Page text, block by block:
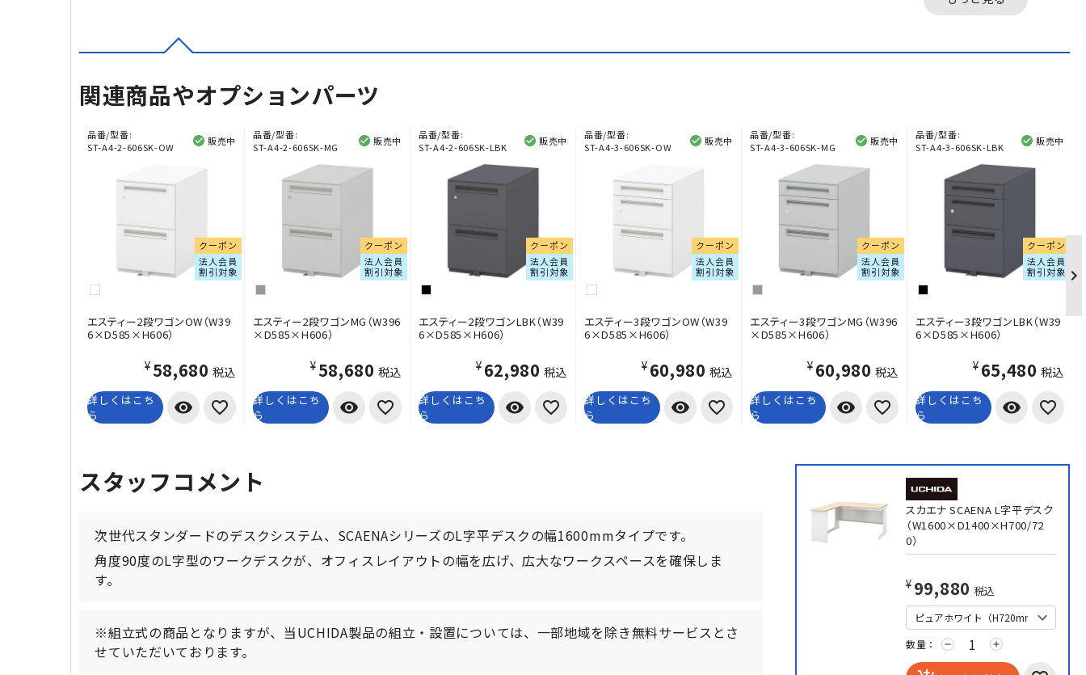
ん。背面・...
関連商品やオプションパーツ
品番/型番:
ST-A4-2-606SK-OW
販売中
クーポン
法人会員
割引対象
エスティー2段ワゴンOW（W39
6×D585×H606）
¥58,680 税込
詳しくはこち
ら
visibility
品番/型番:
ST-A4-2-606SK-MG
販売中
クーポン
法人会員
割引対象
エスティー2段ワゴンMG（W396
×D585×H606）
¥58,680 税込
詳しくはこち
ら
visibility
品番/型番:
ST-A4-2-606SK-LBK
販売中
クーポン
法人会員
割引対象
エスティー2段ワゴンLBK（W39
6×D585×H606）
¥62,980 税込
詳しくはこち
ら
visibility
品番/型番:
ST-A4-3-606SK-OW
販売中
クーポン
法人会員
割引対象
エスティー3段ワゴンOW（W39
6×D585×H606）
¥60,980 税込
詳しくはこち
ら
visibility
品番/型番:
ST-A4-3-606SK-MG
販売中
クーポン
法人会員
割引対象
エスティー3段ワゴンMG（W396
×D585×H606）
¥60,980 税込
詳しくはこち
ら
visibility
品番/型番:
ST-A4-3-606SK-LBK
販売中
クーポン
法人会員
割引対象
エスティー3段ワゴンLBK（W39
6×D585×H606）
¥65,480 税込
詳しくはこち
ら
visibility
スタッフコメント
次世代スタンダードのデスクシステム、SCAENAシリーズのL字平デスクの幅1600mmタイプです。
角度90度のL字型のワークデスクが、オフィスレイアウトの幅を広げ、広大なワークスペースを確保しま
す。
※組立式の商品となりますが、当UCHIDA製品の組立・設置については、一部地域を除き無料サービスとさ
せていただいております。
スカエナ SCAENA L字平デスク
（W1600×D1400×H700/72
0）
¥99,880 税込
数量： remove add